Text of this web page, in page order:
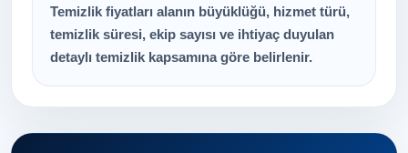
Temizlik fiyatları alanın büyüklüğü, hizmet türü,
temizlik süresi, ekip sayısı ve ihtiyaç duyulan
detaylı temizlik kapsamına göre belirlenir.